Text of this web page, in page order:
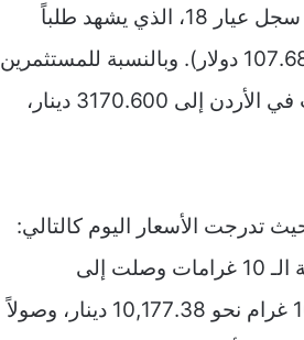
سعره اليوم 89.200 دينار أردني (125.63 دولار). في حين سجل عيار 18، الذي يشهد طلباً
متزايداً في المشغولات الحديثة، نحو 76.500 دينار أردني (107.68 دولار). وبالنسبة للمستثمرين
في السبائك والعملات الذهبية، فقد وصل سعر أوقية الذهب في الأردن إلى 3170.600 دينار،
تدرجت الأسعار اليوم كالتالي:
سبيكة الذهب بوزن 5 غرامات بلغت 509.02 دينار، وسبيكة الـ 10 غرامات وصلت إلى
1,017.97 دينار. أما الأوزان الأكبر فقد سجلت سبيكة الـ 100 غرام نحو 10,177.38 دينار، وصولاً